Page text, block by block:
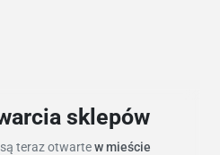
sklepów
teraz otwartew mieście